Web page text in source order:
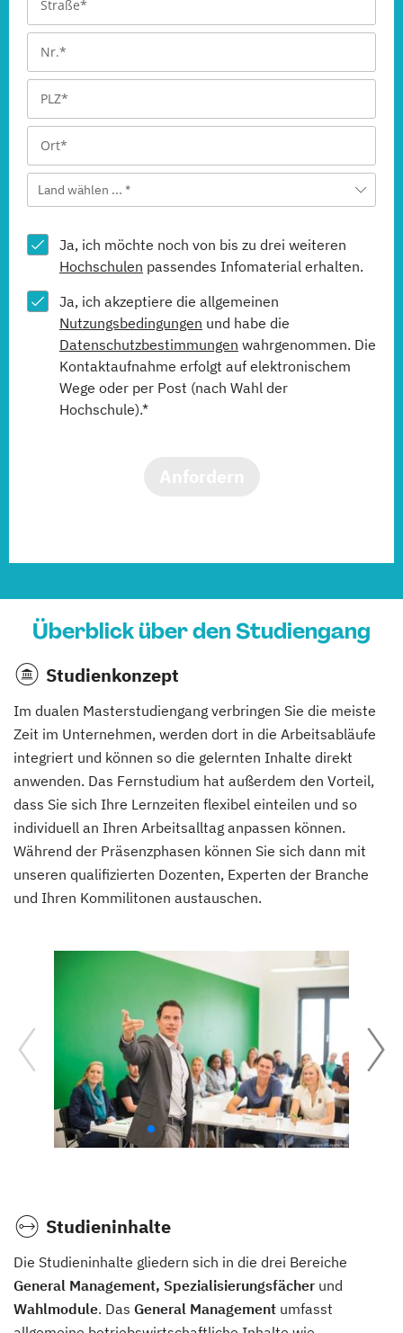
Land wählen ... *
Ja, ich möchte noch von bis zu drei weiteren
Hochschulen passendes Infomaterial erhalten.
Ja, ich akzeptiere die allgemeinen
Nutzungsbedingungen und habe die
Datenschutzbestimmungen wahrgenommen. Die
Kontaktaufnahme erfolgt auf elektronischem
Wege oder per Post (nach Wahl der
Hochschule).*
Überblick über den Studiengang
Studienkonzept
Im dualen Masterstudiengang verbringen Sie die meiste
Zeit im Unternehmen, werden dort in die Arbeitsabläufe
integriert und können so die gelernten Inhalte direkt
anwenden. Das Fernstudium hat außerdem den Vorteil,
dass Sie sich Ihre Lernzeiten flexibel einteilen und so
individuell an Ihren Arbeitsalltag anpassen können.
Während der Präsenzphasen können Sie sich dann mit
unseren qualifizierten Dozenten, Experten der Branche
und Ihren Kommilitonen austauschen.
Studieninhalte
Die Studieninhalte gliedern sich in die drei Bereiche
General Management, Spezialisierungsfächer und
Wahlmodule. Das General Management umfasst